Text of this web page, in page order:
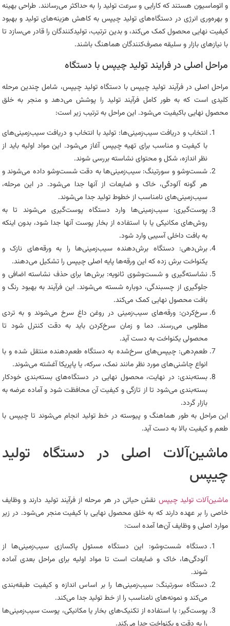
و اتوماسیون هستند که کارایی و سرعت تولید را به حداکثر می‌رسانند. طراحی بهینه
و بهره‌وری انرژی در دستگاه‌های تولید چیپس به کاهش هزینه‌های تولید و بهبود
کیفیت نهایی محصول کمک می‌کند، و بدین ترتیب، تولیدکنندگان را قادر می‌سازد تا
با نیازهای بازار و سلیقه مصرف‌کنندگان هماهنگ باشند.
مراحل اصلی در فرایند تولید چیپس با دستگاه
مراحل اصلی در فرآیند تولید چیپس با دستگاه تولید چیپس، شامل چندین مرحله
کلیدی است که به طور کامل فرآیند تولید را پوشش می‌دهد و منجر به خلق
محصول نهایی باکیفیت می‌شود. این مراحل به ترتیب زیر است:
انتخاب و دریافت سیب‌زمینی‌ها: تولید با انتخاب و دریافت سیب‌زمینی‌های
با کیفیت و مناسب برای تهیه چیپس آغاز می‌شود. این مواد اولیه باید از
نظر اندازه، شکل و محتوای نشاسته بررسی شوند.
شست‌وشو و سورتینگ: سیب‌زمینی‌ها به دقت شست‌وشو داده می‌شوند و
هر گونه آلودگی، خاک و ضایعات از آنها جدا می‌شود. در این مرحله،
سیب‌زمینی‌های نامناسب از خطوط تولید جدا می‌شوند.
پوست‌گیری: سیب‌زمینی‌ها وارد دستگاه پوست‌گیری می‌شوند تا به
روش‌های مکانیکی یا با استفاده از بخار پوست آنها جدا شود، بدون اینکه
به بافت داخلی آسیبی وارد شود.
برش‌دهی: دستگاه برش‌دهنده سیب‌زمینی‌ها را به ورقه‌های نازک و
یکنواخت برش زده که این ورقه‌ها پایه اصلی چیپس را تشکیل می‌دهند.
نشاسته‌گیری و شست‌وشوی ثانویه: برش‌ها برای حذف نشاسته اضافی و
جلوگیری از چسبندگی، دوباره شسته می‌شوند. این فرآیند به بهبود رنگ و
بافت محصول نهایی کمک می‌کند.
سرخ‌کردن: ورقه‌های سیب‌زمینی در روغن داغ سرخ می‌شوند و به تردی
مطلوبی می‌رسند. دما و زمان سرخ‌کردن باید به دقت کنترل شود تا
محصولی یکنواخت به دست آید.
طعم‌دهی: چیپس‌های سرخ‌شده به دستگاه طعم‌دهنده منتقل شده و با
انواع چاشنی‌های مورد نظر مانند نمک، سرکه، یا پاپریکا آغشته می‌شوند.
بسته‌بندی: در نهایت، محصول نهایی در دستگاه‌های بسته‌بندی خودکار
بسته‌بندی می‌شود تا از تازگی و کیفیت آن محافظت شود و آماده عرضه به
بازار گردد.
این مراحل به طور هماهنگ و پیوسته در خط تولید انجام می‌شوند تا چیپس با
طعم و کیفیت بالا به دست آید.
ماشین‌آلات اصلی در دستگاه تولید
چیپس
ماشین‌آلات تولید چیپس نقش حیاتی در هر مرحله از فرآیند تولید دارند و وظایف
خاصی را بر عهده دارند که به خلق محصول نهایی با کیفیت منجر می‌شود. در زیر
موارد اصلی و وظایف آن‌ها آمده است:
دستگاه شست‌وشو: این دستگاه مسئول پاکسازی سیب‌زمینی‌ها از
آلودگی‌ها، خاک و ضایعات است تا مواد اولیه برای مراحل بعدی آماده
شوند.
دستگاه سورتینگ: سیب‌زمینی‌ها را بر اساس اندازه و کیفیت طبقه‌بندی
می‌کند و نمونه‌های نامناسب را از خط تولید جدا می‌کند.
پوست‌گیر: با استفاده از تکنیک‌های بخار یا مکانیکی، پوست سیب‌زمینی‌ها